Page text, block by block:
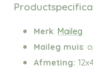
Merk:Maileg
Maileg muis:
Afmeting: